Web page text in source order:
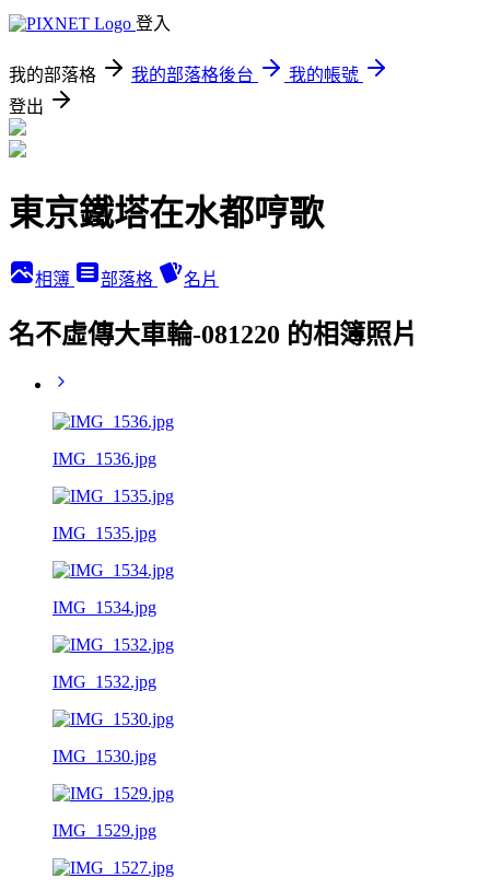
登入
我的部落格 我的部落格後台
我的帳號
登出
東京鐵塔在水都哼歌
相簿 部落格 名片
名不虛傳大車輪-081220 的相簿照片
IMG_1536.jpg
IMG_1535.jpg
IMG_1534.jpg
IMG_1532.jpg
IMG_1530.jpg
IMG_1529.jpg